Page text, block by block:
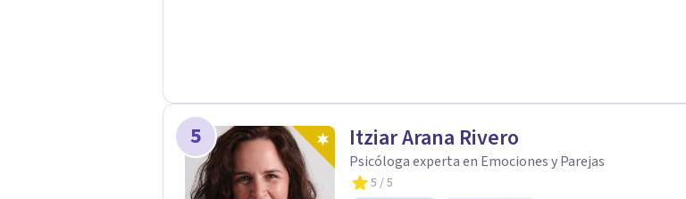
5 Itziar Arana Rivero
Psicóloga experta en Emociones y Parejas
5 / 5